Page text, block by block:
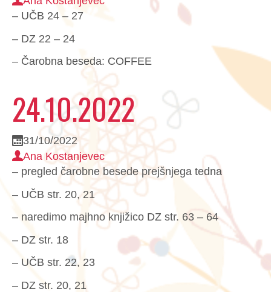
– UČB 24 – 27
– DZ 22 – 24
– Čarobna beseda: COFFEE
24.10.2022
31/10/2022
Ana Kostanjevec
– pregled čarobne besede prejšnjega tedna
– UČB str. 20, 21
– naredimo majhno knjižico DZ str. 63 – 64
– DZ str. 18
– UČB str. 22, 23
– DZ str. 20, 21